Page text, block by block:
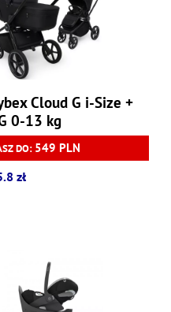
Cloud G i-Size +
0-13 kg
DO: 549 PLN
zł